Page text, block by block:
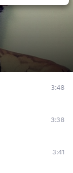
3:48
3:38
3:41